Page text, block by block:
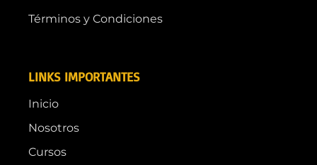
Términos y Condiciones
LINKS IMPORTANTES
Inicio
Nosotros
Cursos